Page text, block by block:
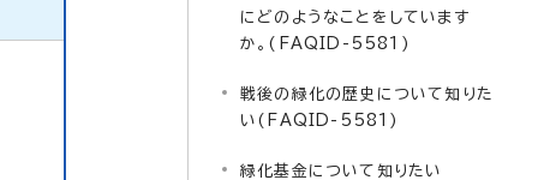
にどのようなことをしています
か。(FAQID-5581)
戦後の緑化の歴史について知りた
い(FAQID-5581)
緑化基金について知りたい